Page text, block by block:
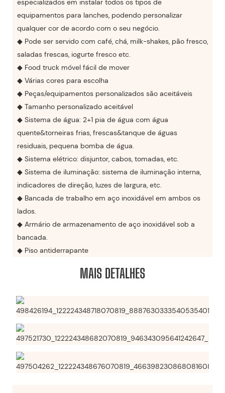
especializados em instalar todos os tipos de
equipamentos para lanches, podendo personalizar
qualquer cor de acordo com o seu negócio.
◆ Pode ser servido com café, chá, milk-shakes, pão fresco,
saladas frescas, iogurte fresco etc.
◆ Food truck móvel fácil de mover
◆ Várias cores para escolha
◆ Peças/equipamentos personalizados são aceitáveis
◆ Tamanho personalizado aceitável
◆ Sistema de água: 2+1 pia de água com água
quente&torneiras frias, frescas&tanque de águas
residuais, pequena bomba de água.
◆ Sistema elétrico: disjuntor, cabos, tomadas, etc.
◆ Sistema de iluminação: sistema de iluminação interna,
indicadores de direção, luzes de largura, etc.
◆ Bancada de trabalho em aço inoxidável em ambos os
lados.
◆ Armário de armazenamento de aço inoxidável sob a
bancada.
◆ Piso antiderrapante
MAIS DETALHES